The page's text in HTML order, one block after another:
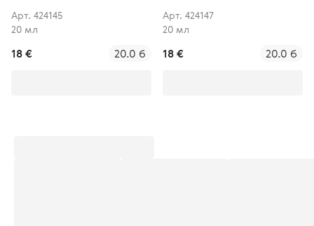
Арт. 424145
20 мл
18 € 20.0 б
Арт. 424147
20 мл
18 € 20.0 б